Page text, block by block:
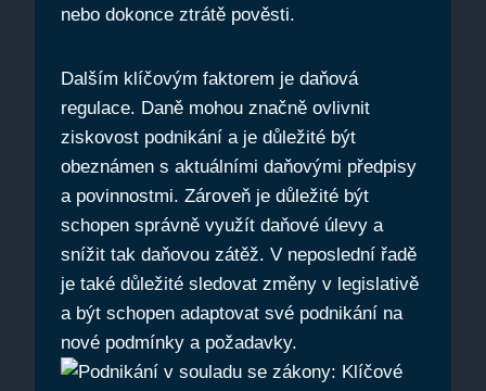
nebo dokonce ztrátě pověsti.
Dalším klíčovým faktorem je daňová
regulace. Daně mohou značně ovlivnit
ziskovost podnikání a je důležité být
obeznámen s aktuálními daňovými předpisy
a povinnostmi. Zároveň je důležité být
schopen správně využít daňové úlevy a
snížit tak daňovou zátěž. V neposlední řadě
je také důležité sledovat změny v legislativě
a být schopen adaptovat své podnikání na
nové podmínky a požadavky.